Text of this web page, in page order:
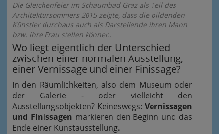
Die Gleichenfeier im Schaumbad Graz als Teil des
Architektursommers 2015 zeigte, dass die bildenden
Künstler durchaus auch als Darstellende ihren Mann
bzw. ihre Frau stellen können.
Wo liegt eigentlich der Unterschied
zwischen einer normalen Ausstellung,
einer Vernissage und einer Finissage?
In den Räumlichkeiten, also dem Museum oder
der Galerie - oder vielleicht den
Ausstellungsobjekten? Keineswegs: Vernissagen
und Finissagen markieren den Beginn und das
Ende einer Kunstausstellung.